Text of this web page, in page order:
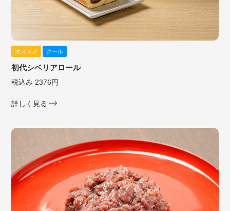
オススメ クール
初代シベリアロール
税込み 2376円
詳しく見る